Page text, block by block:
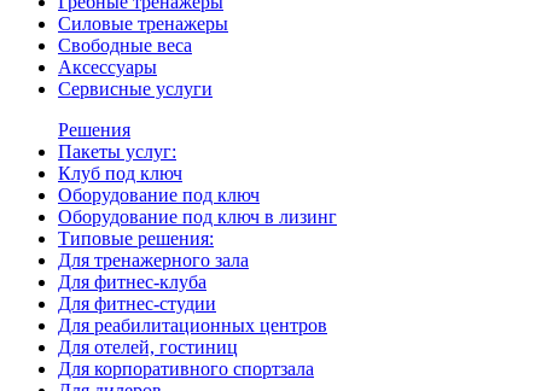
Силовые тренажеры
Свободные веса
Аксессуары
Сервисные услуги
Решения
Пакеты услуг:
Клуб под ключ
Оборудование под ключ
Оборудование под ключ в лизинг
Типовые решения:
Для тренажерного зала
Для фитнес-клуба
Для фитнес-студии
Для реабилитационных центров
Для отелей, гостиниц
Для корпоративного спортзала